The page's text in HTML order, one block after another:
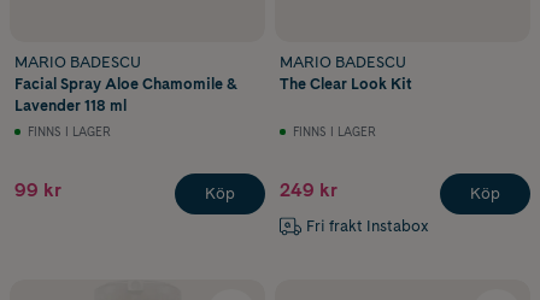
MARIO BADESCU
Facial Spray Aloe Chamomile &
Lavender 118 ml
FINNS I LAGER
99 kr Köp
MARIO BADESCU
The Clear Look Kit
FINNS I LAGER
249 kr
Fri frakt Instabox
Köp